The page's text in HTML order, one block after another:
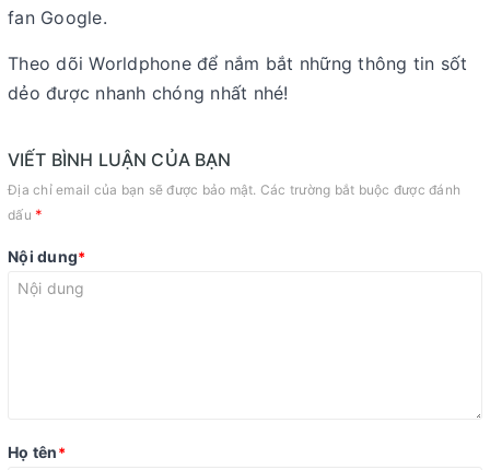
fan Google.
Theo dõi Worldphone để nắm bắt những thông tin sốt
dẻo được nhanh chóng nhất nhé!
VIẾT BÌNH LUẬN CỦA BẠN
Địa chỉ email của bạn sẽ được bảo mật. Các trường bắt buộc được đánh
dấu *
Nội dung*
Họ tên*